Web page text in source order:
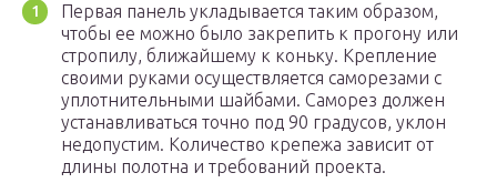
Первая панель укладывается таким образом,
чтобы ее можно было закрепить к прогону или
стропилу, ближайшему к коньку. Крепление
своими руками осуществляется саморезами с
уплотнительными шайбами. Саморез должен
устанавливаться точно под 90 градусов, уклон
недопустим. Количество крепежа зависит от
длины полотна и требований проекта.